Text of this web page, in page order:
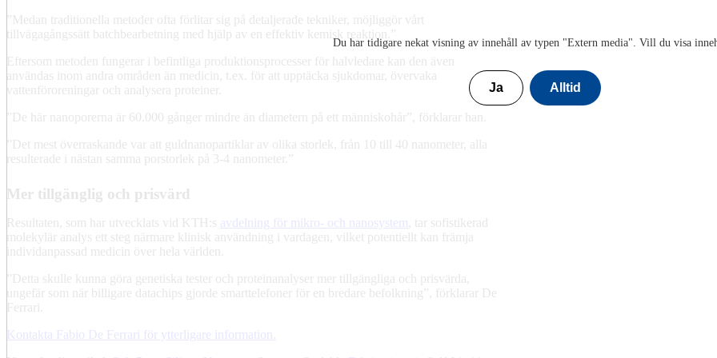
”Medan traditionella metoder ofta förlitar sig på detaljerade tekniker, möjliggör vårt
tillvägagångssätt batchbearbetning med hjälp av en effektiv kemisk reaktion.”
Eftersom metoden fungerar i befintliga produktionsprocesser för halvledare kan den även
användas inom andra områden än medicin, t.ex. för att upptäcka sjukdomar, övervaka
vattenföroreningar och analysera proteiner.
”De här nanoporerna är 60.000 gånger mindre än diametern på ett människohår”, förklarar han.
”Det mest överraskande var att guldnanopartiklar av olika storlek, från 10 till 40 nanometer, alla
resulterade i nästan samma porstorlek på 3-4 nanometer.”
Mer tillgänglig och prisvärd
Resultaten, som har utvecklats vid KTH:s avdelning för mikro- och nanosystem , tar sofistikerad
molekylär analys ett steg närmare klinisk användning i vardagen, vilket potentiellt kan främja
individanpassad medicin över hela världen.
”Detta skulle kunna göra genetiska tester och proteinanalyser mer tillgängliga och prisvärda,
ungefär som när billigare datachips gjorde smarttelefoner för en bredare befolkning”, förklarar De
Ferrari.
Kontakta Fabio De Ferrari för ytterligare information.
Du har tidigare nekat visning av innehåll av typen "Extern media". Vill du visa
Ja Alltid